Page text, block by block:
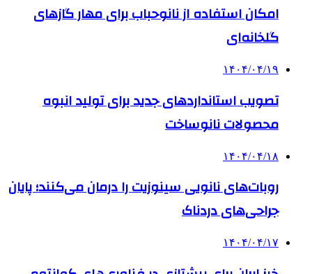
امکان استفاده از نانوحباب برای مهار گازهای
گلخانه‌ای
۱۴۰۴/۰۴/۱۹
تصویب استانداردهای جدید برای تولید انبوه
محصولات نانوساخت
۱۴۰۴/۰۴/۱۸
روبات‌های نانویی سینوزیت را درمان می‌کنند؛ پایان
جراحی‌های دردناک
۱۴۰۴/۰۴/۱۷